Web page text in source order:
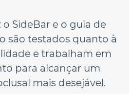
: o SideBar e o guia de
são testados quanto à
e trabalham em
para alcançar um
mais desejável.